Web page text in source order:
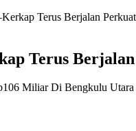
Terus Berjalan
Terus
Miliar Di Bengkulu